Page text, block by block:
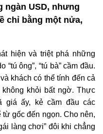
ngàn USD, nhưng
chỉ bằng một nửa,
hiện và triệt phá những
ông”, “tú bà” cầm đầu.
khách có thể tính đến cả
khỏi bất ngờ. Thực
giá ấy, kẻ cầm đầu các
gốc đến ngọn. Cho nên,
làng chơi” đôi khi chẳng